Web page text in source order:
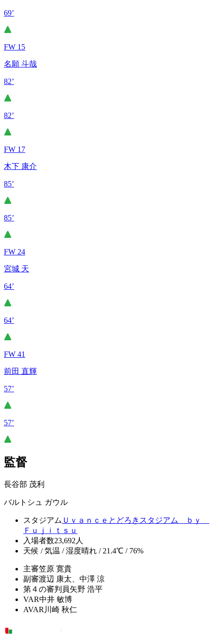
69’
FW 15
名願 斗哉
82’
82’
FW 17
木下 康介
85’
85’
FW 24
宮城 天
64’
64’
FW 41
前田 直輝
57’
57’
監督
長谷部 茂利
バルトシュ ガウル
スタジアム Ｕｖａｎｃｅとどろきスタジアム ｂｙ
Ｆｕｊｉｔｓｕ
入場者数23,692人
天候 / 気温 / 湿度晴れ / 21.4℃ / 76%
主審笠原 寛貴
副審渡辺 康太、中澤 涼
第４の審判員矢野 浩平
VAR中井 敏博
AVAR 川崎 秋仁